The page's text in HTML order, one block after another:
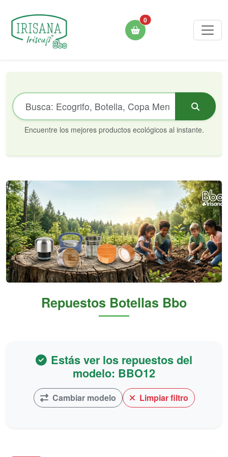
0
Encuentre los mejores productos ecológicos al instante.
Repuestos Botellas Bbo
Estás ver los repuestos del
modelo: BBO12
Cambiar modelo Limpiar filtro